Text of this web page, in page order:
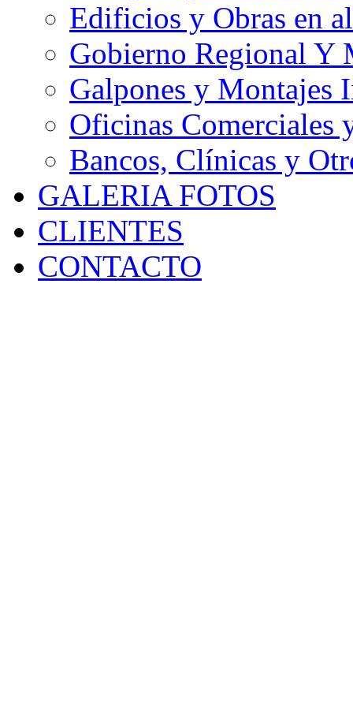
Edificios y Obras en
Gobierno Regional Y
Galpones y Montajes
Oficinas Comerciales
Bancos, Clínicas y
GALERIA FOTOS
CLIENTES
CONTACTO